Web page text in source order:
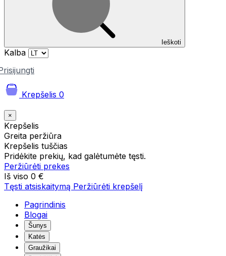
Ieškoti
Kalba
Krepšelis 0
×
Krepšelis
Greita peržiūra
Krepšelis tuščias
Pridėkite prekių, kad galėtumėte tęsti.
Peržiūrėti prekes
Iš viso 0 €
Tęsti atsiskaitymą Peržiūrėti krepšelį
Pagrindinis
Blogai
Šunys
Katės
Graužikai